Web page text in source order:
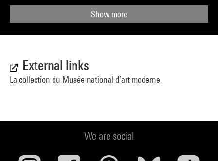
Show more
External links
La collection du Musée national d’art moderne
We are social